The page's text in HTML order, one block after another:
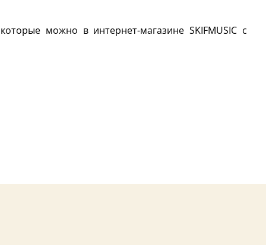
можно в интернет-магазине SKIFMUSIC с